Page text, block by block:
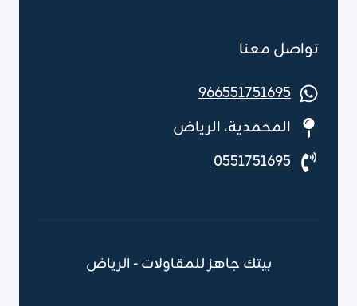
تواصل معنا
966551751695
المحمدية، الرياض
0551751695
بيتك جاهز للمقاولات - الرياض